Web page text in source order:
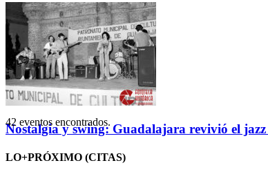
Nostalgia y swing: Guadalajara revivió el jazz
LO+PRÓXIMO (CITAS)
42 eventos encontrados.